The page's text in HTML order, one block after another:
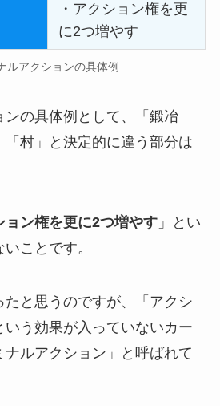
・アクション権を更
に2つ増やす
ルアクションの具体例
ンの具体例として、「鍛冶
「村」と決定的に違う部分は
ョン権を更に2つ増やす」とい
ことです。
と思うのですが、「アクシ
いう効果が入っていないカー
ナルアクション」と呼ばれて